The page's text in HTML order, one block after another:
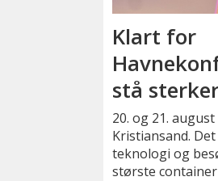
Klart for
stå
20. og 21.
Kristiansand.
teknologi og
største